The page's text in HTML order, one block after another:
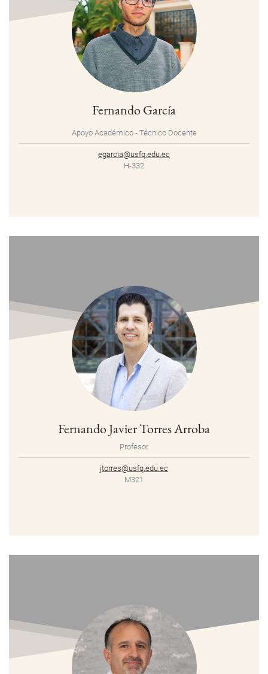
Fernando García
Apoyo Académico - Técnico Docente
egarcia@usfq.edu.ec
H-332
Fernando Javier Torres Arroba
Profesor
jtorres@usfq.edu.ec
M321